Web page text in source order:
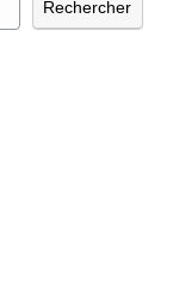
Rechercher